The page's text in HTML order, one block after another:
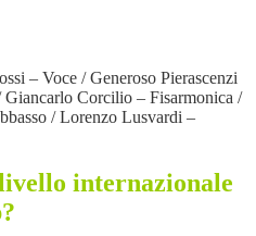
– Voce / Generoso Pierascenzi
Corcilio – Fisarmonica /
/ Lorenzo Lusvardi –
internazionale